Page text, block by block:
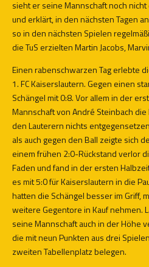
sieht er seine Mannschaft noch
und erklärt, in den nächsten Tagen
so in den nächsten Spielen
die TuS erzielten Martin Jacobs,
Einen rabenschwarzen Tag erlebte
1. FC Kaiserslautern. Gegen einen
Schängel mit 0:8. Vor allem in der
Mannschaft von André Steinbach
den Lauterern nichts
als auch gegen den Ball zeigte sich
einem frühen 2:0-Rückstand verlor
Faden und fand in der ersten
es mit 5:0 für Kaiserslautern in die
hatten die Schängel besser im Griff,
weitere Gegentore in Kauf nehmen.
seine Mannschaft auch in der Höhe
die mit neun Punkten aus drei
zweiten Tabellenplatz belegen.